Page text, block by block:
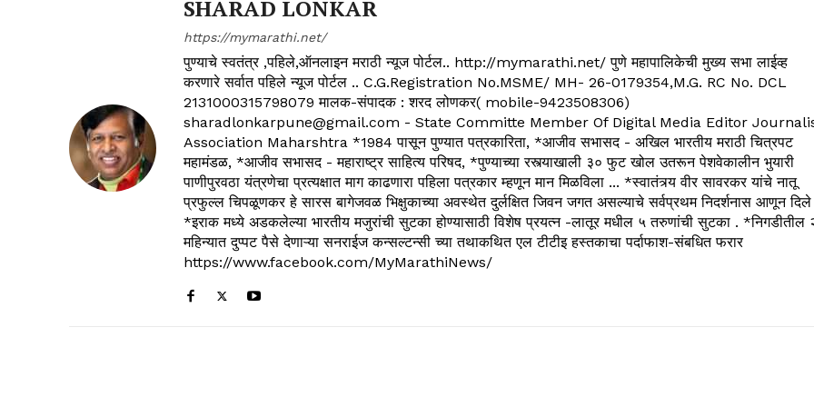
SHARAD LONKAR
https://mymarathi.net/
पुण्याचे स्वतंत्र ,पहिले,ऑनलाइन मराठी न्यूज पोर्टल.. http://mymarathi.net/ पुणे महापालिकेची मुख्य सभा लाईव्ह
करणारे सर्वात पहिले न्यूज पोर्टल .. C.G.Registration No.MSME/ MH- 26-0179354,M.G. RC No. DCL
2131000315798079 मालक-संपादक : शरद लोणकर( mobile-9423508306)
sharadlonkarpune@gmail.com - State Committe Member Of Digital Media Editor
Association Maharshtra *1984 पासून पुण्यात पत्रकारिता, *आजीव सभासद - अखिल भारतीय मराठी चित्रपट
महामंडळ, *आजीव सभासद - महाराष्ट्र साहित्य परिषद, *पुण्याच्या रस्त्याखाली ३० फुट खोल उतरून पेशवेकालीन भुयारी
पाणीपुरवठा यंत्रणेचा प्रत्यक्षात माग काढणारा पहिला पत्रकार म्हणून मान मिळविला ... *स्वातंत्र्य वीर सावरकर यांचे नातू
प्रफुल्ल चिपळूणकर हे सारस बागेजवळ भिक्षुकाच्या अवस्थेत दुर्लक्षित जिवन जगत असल्याचे सर्वप्रथम निदर्शनास आणून दिले
*इराक मध्ये अडकलेल्या भारतीय मजुरांची सुटका होण्यासाठी विशेष प्रयत्न -लातूर मधील ५ तरुणांची सुटका . *निगडीतील
महिन्यात दुप्पट पैसे देणाऱ्या सनराईज कन्सल्टन्सी च्या तथाकथित एल टीटीइ हस्तकाचा पर्दाफाश-संबधित फरार
https://www.facebook.com/MyMarathiNews/